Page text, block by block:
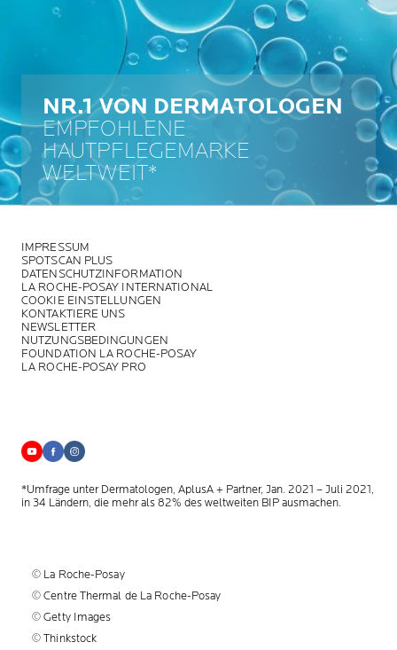
NR.1 VON DERMATOLOGEN
EMPFOHLENE
HAUTPFLEGEMARKE
WELTWEIT*
IMPRESSUM
SPOTSCAN PLUS
DATENSCHUTZINFORMATION
LA ROCHE-POSAY INTERNATIONAL
COOKIE EINSTELLUNGEN
KONTAKTIERE UNS
NEWSLETTER
NUTZUNGSBEDINGUNGEN
FOUNDATION LA ROCHE-POSAY
LA ROCHE-POSAY PRO
*Umfrage unter Dermatologen, AplusA + Partner, Jan. 2021 – Juli 2021,
in 34 Ländern, die mehr als 82% des weltweiten BIP ausmachen.
© La Roche-Posay
© Centre Thermal de La Roche-Posay
© Getty Images
© Thinkstock